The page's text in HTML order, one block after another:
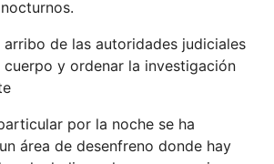
arribo de las autoridades judiciales
y ordenar la investigación
por la noche se ha
área de desenfreno donde hay